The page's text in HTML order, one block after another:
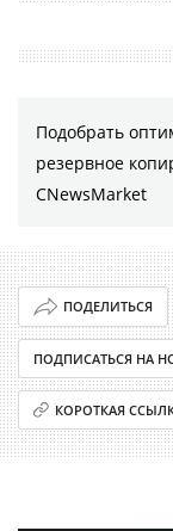
Подобрать
резервное
CNewsMarket
ПОДЕЛИТЬСЯ
ПОДПИСАТЬСЯ НА
КОРОТКАЯ